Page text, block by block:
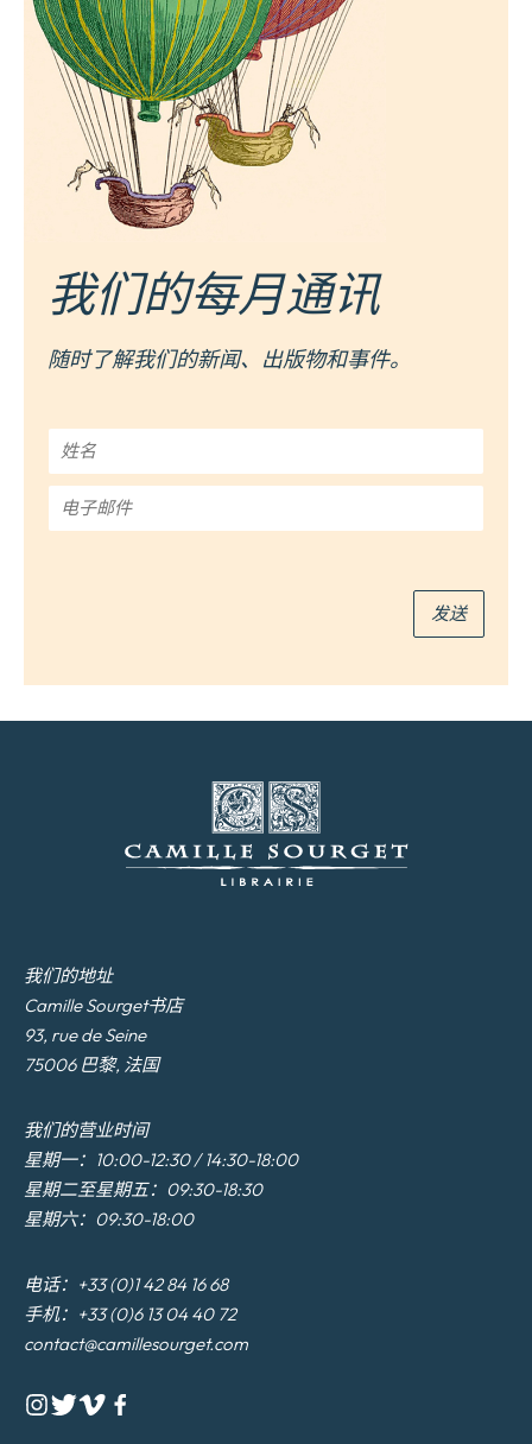
我们的每月通讯
随时了解我们的新闻、出版物和事件。
名
*电
子
发送
我们的地址
Camille Sourget书店
93, rue de Seine
75006 巴黎, 法国
我们的营业时间
星期一：10:00-12:30 / 14:30-18:00
星期二至星期五：09:30-18:30
星期六：09:30-18:00
电话：+33 (0)1 42 84 16 68
手机：+33 (0)6 13 04 40 72
contact@camillesourget.com